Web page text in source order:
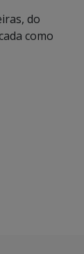
do
como